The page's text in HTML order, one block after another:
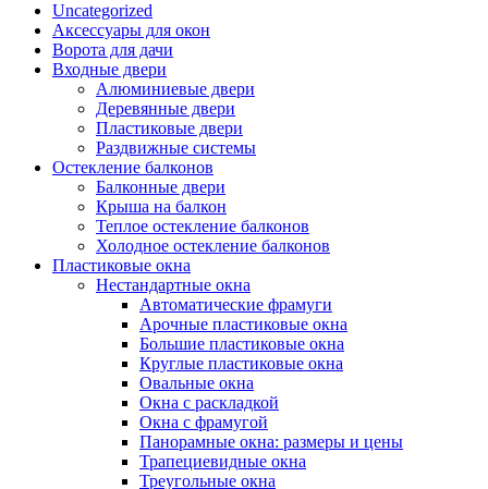
Uncategorized
Аксессуары для окон
Ворота для дачи
Входные двери
Алюминиевые двери
Деревянные двери
Пластиковые двери
Раздвижные системы
Остекление балконов
Балконные двери
Крыша на балкон
Теплое остекление балконов
Холодное остекление балконов
Пластиковые окна
Нестандартные окна
Автоматические фрамуги
Арочные пластиковые окна
Большие пластиковые окна
Круглые пластиковые окна
Овальные окна
Окна с раскладкой
Окна с фрамугой
Панорамные окна: размеры и цены
Трапециевидные окна
Треугольные окна